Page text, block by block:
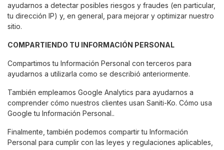
ayudarnos a detectar posibles riesgos y fraudes (en particular,
tu dirección IP) y, en general, para mejorar y optimizar nuestro
sitio.
COMPARTIENDO TU INFORMACIÓN PERSONAL
Compartimos tu Información Personal con terceros para
ayudarnos a utilizarla como se describió anteriormente.
También empleamos Google Analytics para ayudarnos a
comprender cómo nuestros clientes usan Saniti-Ko. Cómo usa
Google tu Información Personal..
Finalmente, también podemos compartir tu Información
Personal para cumplir con las leyes y regulaciones aplicables,